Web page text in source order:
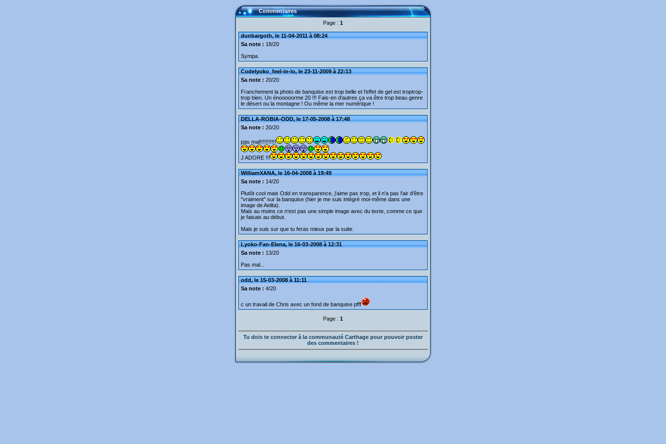
Commentaires
Page : 1
dunbargoth, le 11-04-2011 à 08:24
Sa note : 18/20
Sympa.
Codelyoko_feel-in-lo, le 23-11-2009 à 22:13
Sa note : 20/20
Franchement la photo de banquise est trop belle et l'effet de gel est troptrop-
trop bien. Un énooooorme 20 !!! Fais-en d'autres ça va être trop beau genre
le désert ou la montagne ! Ou même la mer numérique !
DELLA-ROBIA-ODD, le 17-05-2008 à 17:48
Sa note : 20/20
pas mal!!!!!!!!!!!
J ADORE !!!
WilliamXANA, le 16-04-2008 à 19:49
Sa note : 14/20
Plutôt cool mais Odd en transparence, j'aime pas trop, et il n'a pas l'air d'être
"vraiment" sur la banquise (hier je me suis intégré moi-même dans une
image de Aelita).
Mais au moins ce n'est pas une simple image avec du texte, comme ce que
je faisais au début.
Mais je suis sur que tu feras mieux par la suite.
Lyoko-Fan-Elena, le 16-03-2008 à 12:31
Sa note : 13/20
Pas mal...
odd, le 15-03-2008 à 11:11
Sa note : 4/20
c un travail de Chris avec un fond de banquise pfff
Page : 1
Tu dois te connecter à la communauté Carthage pour pouvoir poster
des commentaires !